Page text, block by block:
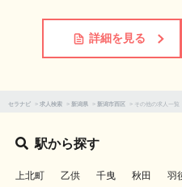
詳細を見る
セラナビ > 求人検索 > 新潟県 > 新潟市西区 > その他の求人一覧
駅から探す
上北町 乙供 千曳 秋田 羽